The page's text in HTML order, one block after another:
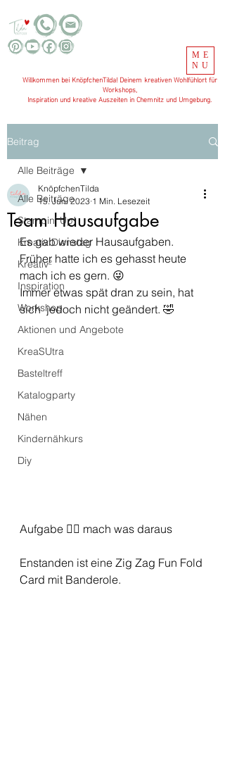
Willkommen bei KnöpfchenTilda! Deinem kreativen Wohlfühlort für
Workshops,
Inspiration und kreative Auszeiten in Chemnitz und Umgebung.
ME
NU
Beitrag
Alle Beiträge
Stampin' Up!
Kreativ Dienstag
Kreativ²
Inspiration
Workshop
Aktionen und Angebote
KreaSUtra
Basteltreff
Katalogparty
Nähen
Kindernähkurs
Diy
Alle Beiträge
Team Hausaufgabe
KnöpfchenTilda
15. Juni 2023 1 Min. Lesezeit
Es gab wieder Hausaufgaben.
Früher hatte ich es gehasst heute
mach ich es gern. 😜
Immer etwas spät dran zu sein, hat
sich  jedoch nicht geändert. 🤣
Aufgabe 👉🏼 mach was daraus
Enstanden ist eine Zig Zag Fun Fold
Card mit Banderole.